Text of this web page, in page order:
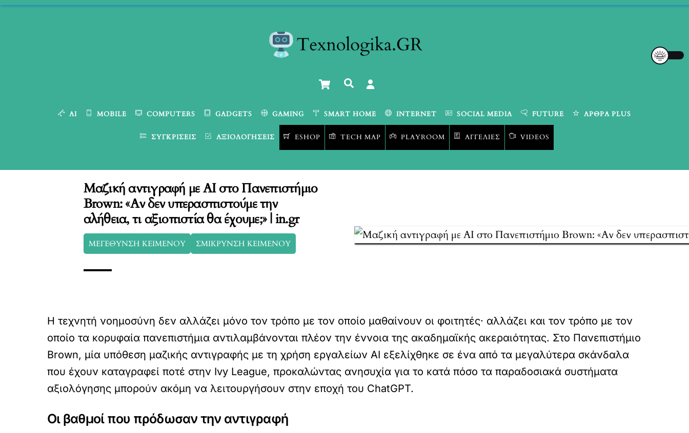
Skip
Cart Αναζήτηση
AI MOBILE COMPUTERS GADGETS GAMING SMART HOME INTERNET SOCIAL MEDIA FUTURE ΆΡΘΡΑ PLUS
ΣΥΓΚΡΊΣΕΙΣ ΑΞΙΟΛΟΓΉΣΕΙΣ ESHOP TECH MAP PLAYROOM ΑΓΓΕΛΊΕΣ VIDEOS
Μαζική αντιγραφή με AI στο Πανεπιστήμιο
Brown: «Αν δεν υπερασπιστούμε την
αλήθεια, τι αξιοπιστία θα έχουμε;» | in.gr
ΜΕΓΕΘΥΝΣΗ ΚΕΙΜΕΝΟΥ ΣΜΙΚΡΥΝΣΗ ΚΕΙΜΕΝΟΥ
Η τεχνητή νοημοσύνη δεν αλλάζει μόνο τον τρόπο με τον οποίο μαθαίνουν οι φοιτητές· αλλάζει και τον τρόπο με τον
οποίο τα κορυφαία πανεπιστήμια αντιλαμβάνονται πλέον την έννοια της ακαδημαϊκής ακεραιότητας. Στο Πανεπιστήμιο
Brown, μία υπόθεση μαζικής αντιγραφής με τη χρήση εργαλείων AI εξελίχθηκε σε ένα από τα μεγαλύτερα σκάνδαλα
που έχουν καταγραφεί ποτέ στην Ivy League, προκαλώντας ανησυχία για το κατά πόσο τα παραδοσιακά συστήματα
αξιολόγησης μπορούν ακόμη να λειτουργήσουν στην εποχή του ChatGPT.
Οι βαθμοί που πρόδωσαν την αντιγραφή